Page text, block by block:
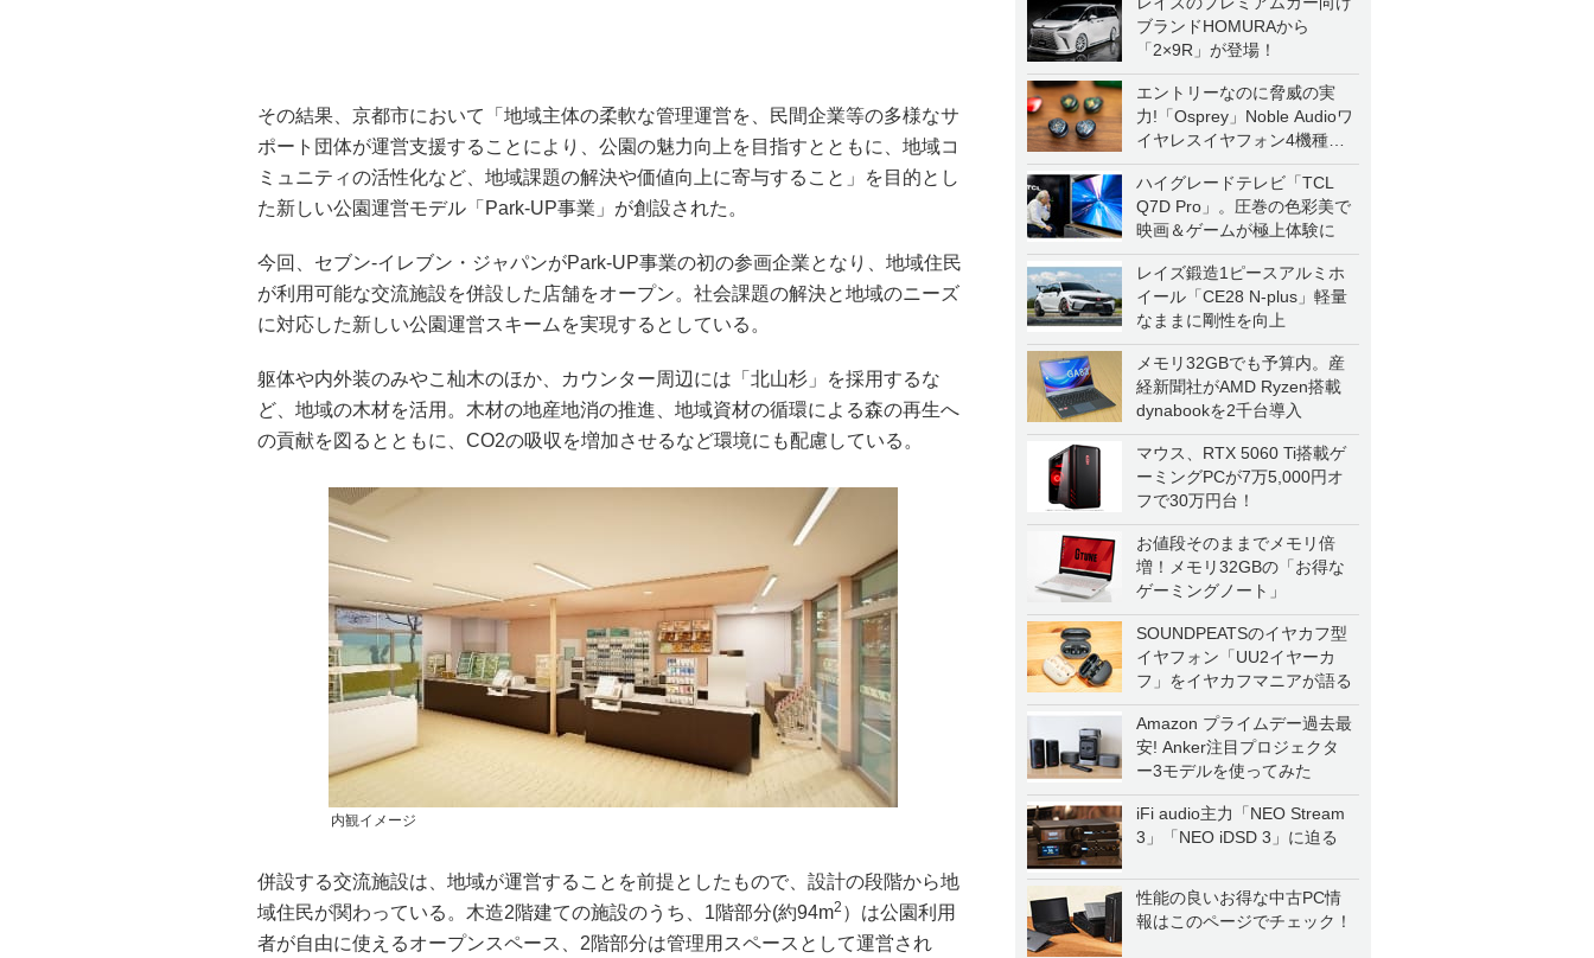
ブランドHOMURAから
「2×9R」が登場！
エントリーなのに脅威の実
力!「Osprey」Noble Audioワ
イヤレスイヤフォン4機種を
一気に聴く
ハイグレードテレビ「TCL
Q7D Pro」。圧巻の色彩美で
映画＆ゲームが極上体験に
レイズ鍛造1ピースアルミホ
イール「CE28 N-plus」軽量
なままに剛性を向上
メモリ32GBでも予算内。産
経新聞社がAMD Ryzen搭載
dynabookを2千台導入
マウス、RTX 5060 Ti搭載ゲ
ーミングPCが7万5,000円オ
フで30万円台！
お値段そのままでメモリ倍
増！メモリ32GBの「お得な
ゲーミングノート」
SOUNDPEATSのイヤカフ型
イヤフォン「UU2イヤーカ
フ」をイヤカフマニアが語る
Amazon プライムデー過去最
安! Anker注目プロジェクタ
ー3モデルを使ってみた
iFi audio主力「NEO Stream
3」「NEO iDSD 3」に迫る
性能の良いお得な中古PC情
報はこのページでチェック！
その結果、京都市において「地域主体の柔軟な管理運営を、民間企業等の多様なサ
ポート団体が運営支援することにより、公園の魅力向上を目指すとともに、地域コ
ミュニティの活性化など、地域課題の解決や価値向上に寄与すること」を目的とし
た新しい公園運営モデル「Park-UP事業」が創設された。
今回、セブン‐イレブン・ジャパンがPark-UP事業の初の参画企業となり、地域住民
が利用可能な交流施設を併設した店舗をオープン。社会課題の解決と地域のニーズ
に対応した新しい公園運営スキームを実現するとしている。
躯体や内外装のみやこ杣木のほか、カウンター周辺には「北山杉」を採用するな
ど、地域の木材を活用。木材の地産地消の推進、地域資材の循環による森の再生へ
の貢献を図るとともに、CO2の吸収を増加させるなど環境にも配慮している。
内観イメージ
併設する交流施設は、地域が運営することを前提としたもので、設計の段階から地
域住民が関わっている。木造2階建ての施設のうち、1階部分(約94m2 ）は公園利用
者が自由に使えるオープンスペース、2階部分は管理用スペースとして運営され